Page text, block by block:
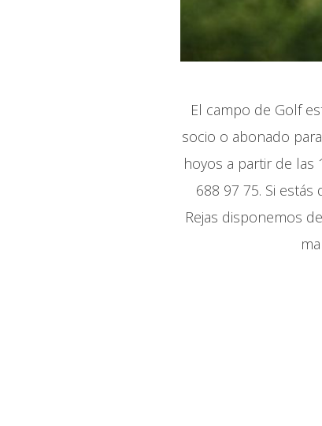
El campo de Golf
socio o abonado
hoyos a partir de las
688 97 75. Si
Rejas disponemos